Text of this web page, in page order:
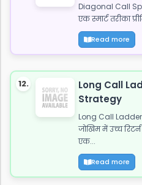
Diagonal Call
एक स्मार्ट तरीका
Read more
12.
Long Call
Strategy
Long Call
जोखिम में उच्च
एक...
Read more